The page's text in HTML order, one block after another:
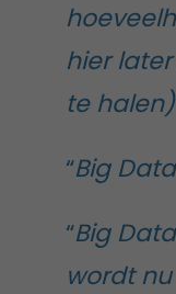
hier
te halen)
“Big
“Big
wordt